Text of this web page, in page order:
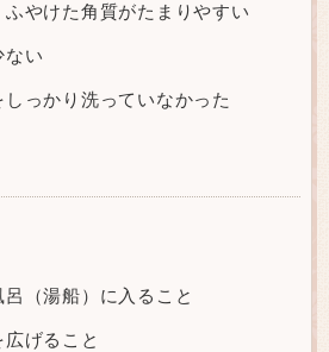
やけた角質がたまりやすい
ない
っかり洗っていなかった
（湯船）に入ること
げること